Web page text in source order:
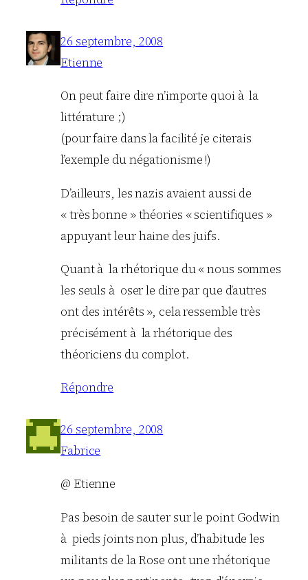
26 septembre, 2008
Etienne
On peut faire dire n’importe quoi à la
littérature ;)
(pour faire dans la facilité je citerais
l’exemple du négationisme !)
D’ailleurs, les nazis avaient aussi de
« très bonne » théories « scientifiques »
appuyant leur haine des juifs.
Quant à la rhétorique du « nous sommes
les seuls à oser le dire par que d’autres
ont des intérêts », cela ressemble très
précisément à la rhétorique des
théoriciens du complot.
Répondre
26 septembre, 2008
Fabrice
@ Etienne
Pas besoin de sauter sur le point Godwin
à pieds joints non plus, d’habitude les
militants de la Rose ont une rhétorique